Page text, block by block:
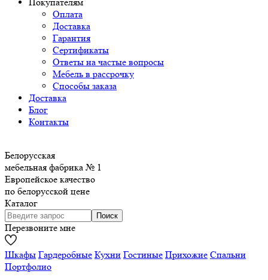
Оплата
Доставка
Гарантия
Сертификаты
Ответы на частые вопросы
Мебель в рассрочку
Способы заказа
Доставка
Блог
Контакты
Белорусская
мебельная фабрика № 1
Европейское качество
по белорусской цене
Каталог
Перезвоните мне
Шкафы Гардеробные Кухни Гостиные Прихожие Спальни
Портфолио